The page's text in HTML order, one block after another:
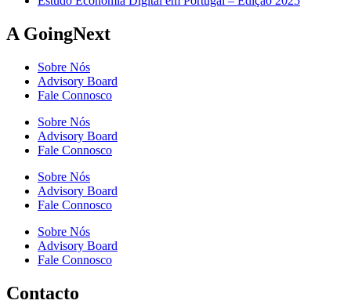
A GoingNext
Sobre Nós
Advisory Board
Fale Connosco
Sobre Nós
Advisory Board
Fale Connosco
Sobre Nós
Advisory Board
Fale Connosco
Sobre Nós
Advisory Board
Fale Connosco
Contacto